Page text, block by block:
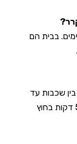
בקופסה אטומה הם מחזיקים 7–10 ימים. בבית הם
שכבות עד
חודש. מפשירים במקרר לילה, ואז 5 דקות בחוץ